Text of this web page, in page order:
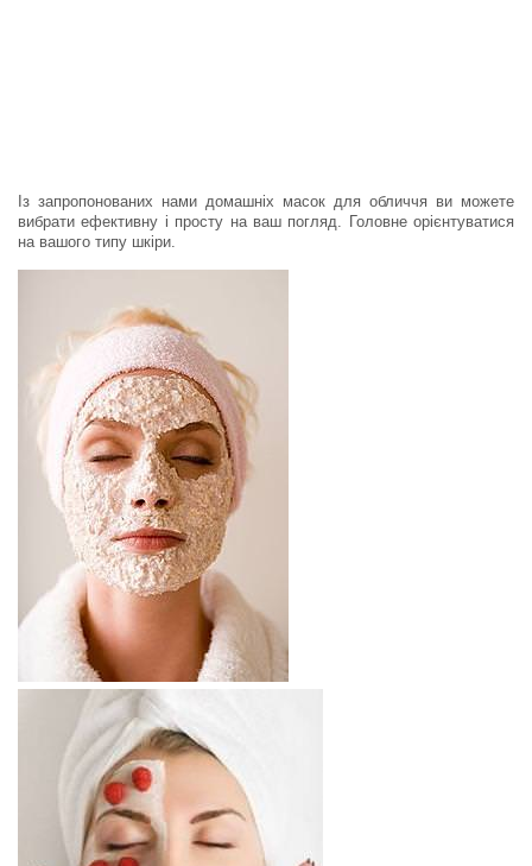
Із запропонованих нами домашніх масок для обличчя ви можете
вибрати ефективну і просту на ваш погляд. Головне орієнтуватися
на вашого типу шкіри.